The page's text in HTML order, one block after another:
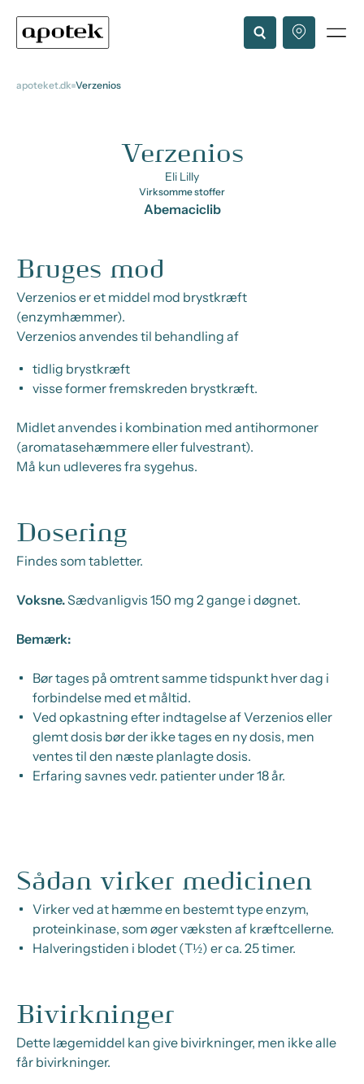
apoteket.dk Verzenios
Verzenios
Eli Lilly
Virksomme stoffer
Abemaciclib
Bruges mod
Verzenios er et middel mod brystkræft
(enzymhæmmer).
Verzenios anvendes til behandling af
tidlig brystkræft
visse former fremskreden brystkræft.
Midlet anvendes i kombination med antihormoner
(aromatasehæmmere eller fulvestrant).
Må kun udleveres fra sygehus.
Dosering
Findes som tabletter.
Voksne.Sædvanligvis 150 mg 2 gange i døgnet.
Bemærk:
Bør tages på omtrent samme tidspunkt hver dag i
forbindelse med et måltid.
Ved opkastning efter indtagelse af Verzenios eller
glemt dosis bør der ikke tages en ny dosis, men
ventes til den næste planlagte dosis.
Erfaring savnes vedr. patienter under 18 år.
Sådan virker medicinen
Virker ved at hæmme en bestemt type enzym,
proteinkinase, som øger væksten af kræftcellerne.
Halveringstiden i blodet (T½) er ca. 25 timer.
Bivirkninger
Dette lægemiddel kan give bivirkninger, men ikke alle
får bivirkninger.